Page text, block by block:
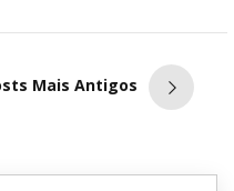
Mais Antigos